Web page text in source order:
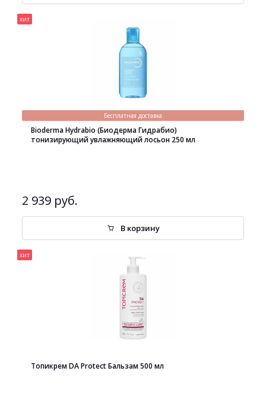
хит
Бесплатная доставка
Bioderma Hydrabio (Биодерма Гидрабио)
тонизирующий увлажняющий лосьон 250 мл
2 939 руб.
В корзину
хит
Топикрем DA Protect Бальзам 500 мл